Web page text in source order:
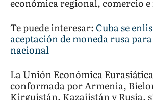
Te puede interesar: Cuba se
aceptación de moneda rusa
nacional
La Unión Económica
conformada por Armenia,
Kirguistán, Kazajistán y Rusia,